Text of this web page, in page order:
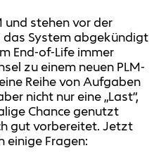
und stehen vor der
System abgekündigt
End-of-Life immer
zu einem neuen PLM-
Reihe von Aufgaben
nicht nur eine „Last“,
Chance genutzt
gut vorbereitet. Jetzt
einige Fragen: